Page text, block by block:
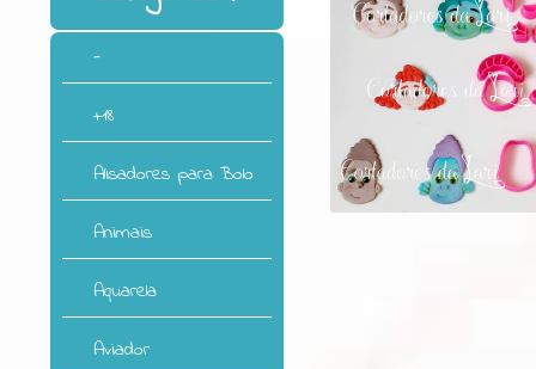
-
+18
Alisadores para Bolo
Animais
Aquarela
Aviador